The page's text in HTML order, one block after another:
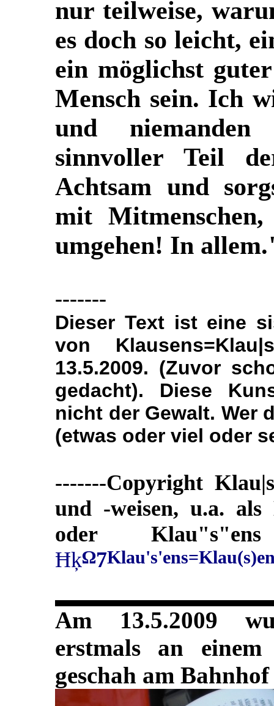
nur teilweise,
es doch so leicht,
ein möglichst
Mensch sein. Ich
und
sinnvoller Teil
Achtsam und
mit
umgehen! In
-------
Dieser Text ist eine
von
13.5.2009. (Zuvor
gedacht). Diese
nicht der Gewalt. Wer
(etwas oder viel oder
-------Copyright
und -weisen, u.a. als
oder
ĦķΩ7
Am 13.5.2009
erstmals an
geschah am